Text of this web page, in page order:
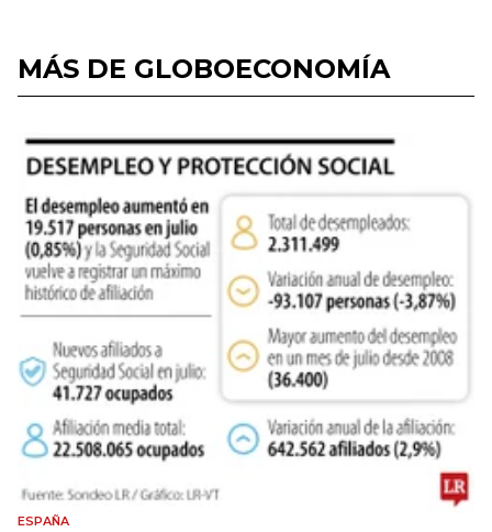
MÁS DE GLOBOECONOMÍA
ESPAÑA